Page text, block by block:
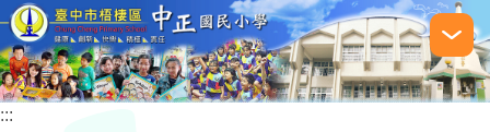
跳
到
主
要
內
:::